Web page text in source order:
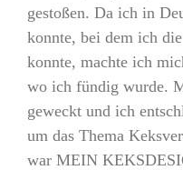
gestoßen. Da ich in
konnte, bei dem ich
konnte, machte ich
wo ich fündig wurde.
geweckt und ich
um das Thema
war MEIN